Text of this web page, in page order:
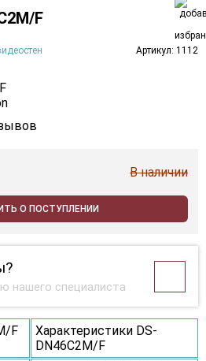
F
Артикул: 1112
В наличии
О ПОСТУПЛЕНИИ
нашего специалиста
F
Характеристики DS-
DN46C2M/F